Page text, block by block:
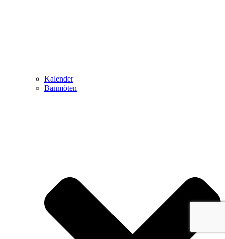
Kalender
Banmöten